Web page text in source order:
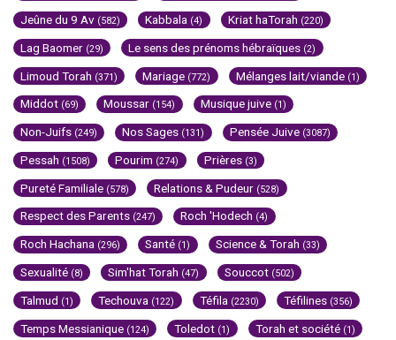
Jeûne du 9 Av (582) Kabbala (4) Kriat haTorah (220)
Lag Baomer (29) Le sens des prénoms hébraïques (2)
Limoud Torah (371) Mariage (772) Mélanges lait/viande (1)
Middot (69) Moussar (154) Musique juive (1)
Non-Juifs (249) Nos Sages (131) Pensée Juive (3087)
Pessah (1508) Pourim (274) Prières (3)
Pureté Familiale (578) Relations & Pudeur (528)
Respect des Parents (247) Roch 'Hodech (4)
Roch Hachana (296) Santé (1) Science & Torah (33)
Sexualité (8) Sim'hat Torah (47) Souccot (502)
Talmud (1) Techouva (122) Téfila (2230) Téfilines (356)
Temps Messianique (124) Toledot (1) Torah et société (1)